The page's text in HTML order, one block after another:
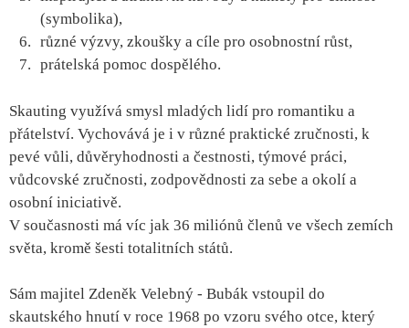
(symbolika),
různé výzvy, zkoušky a cíle pro osobnostní růst,
prátelská pomoc dospělého.
Skauting využívá smysl mladých lidí pro romantiku a
přátelství. Vychovává je i v různé praktické zručnosti, k
pevé vůli, důvěryhodnosti a čestnosti, týmové práci,
vůdcovské zručnosti, zodpovědnosti za sebe a okolí a
osobní iniciativě.
V současnosti má víc jak 36 miliónů členů ve všech zemích
světa, kromě šesti totalitních států.
Sám majitel Zdeněk Velebný - Bubák vstoupil do
skautského hnutí v roce 1968 po vzoru svého otce, který